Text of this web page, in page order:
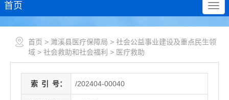
首页
首页 > 濉溪县医疗保障局 > 社会公益事业建设及重点民生领
域 > 社会救助和社会福利 > 医疗救助
索 引 号： /202404-00040